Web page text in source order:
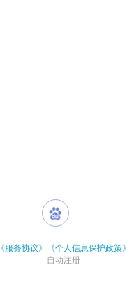
《服务协议》 《个人信息保护政策》
自动注册